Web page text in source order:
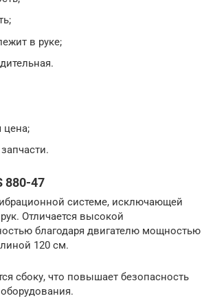
в руке;
цена;
880-47
системе, исключающей
Отличается высокой
благодаря двигателю мощностью
120 см.
сбоку, что повышает безопасность